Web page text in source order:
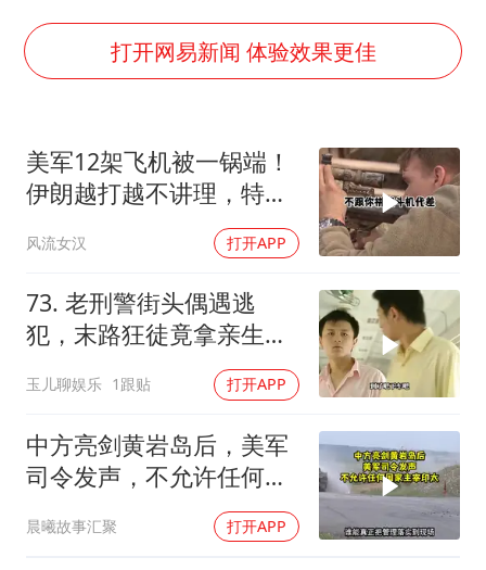
医疗垃圾做手机壳 这也是谋财害命
武契奇：欧洲已处于大战边缘
成都多趟列车临时停运
部分银行上调存款利率
下党之路
打开网易新闻 体验效果更佳
美军12架飞机被一锅端！
伊朗越打越不讲理，特朗
风流女汉 打开APP
73. 老刑警街头偶遇逃
犯，末路狂徒竟拿亲生儿
玉儿聊娱乐 1跟贴 打开APP
中方亮剑黄岩岛后，美军
司令发声，不允许任何国
晨曦故事汇聚 打开APP